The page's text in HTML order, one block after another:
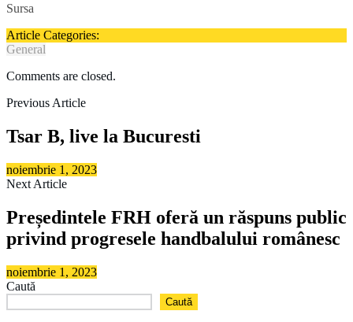
Sursa
Article Categories:
General
Comments are closed.
Previous Article
Tsar B, live la Bucuresti
noiembrie 1, 2023
Next Article
Președintele FRH oferă un răspuns public
privind progresele handbalului românesc
noiembrie 1, 2023
Caută
Caută